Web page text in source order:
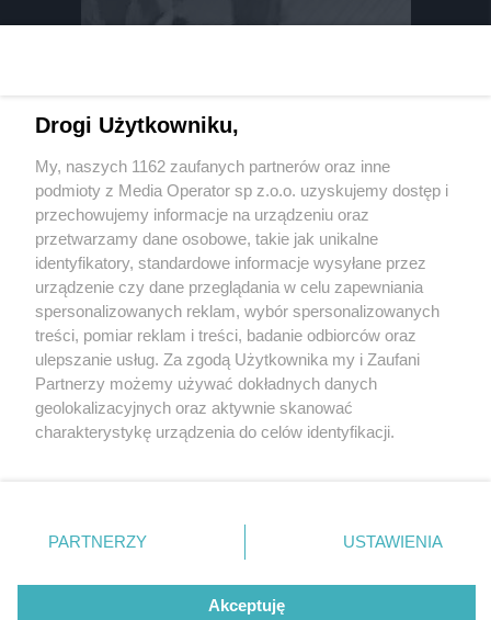
Nierozwikłana sprawa kradzieży rozbójniczej w
Tychach. Prokuratura i policja publikują zdjęcia
podejrzanych
4 / 4
Tychy poszukiwani 03 02
2023 1
REKLAMA
Wydawca mediów lokalnych
Nie zapomnij
zapoznać się z:
polityką prywatności regulamin korzystania z portali
Twojemiasto
Piekary Śląskie
Chorzów
Tarnowskie Góry
Gliwice
Skontakuj sięz nami
Kontakt
Wydawca
Redakcja
Drogi Użytkowniku,
My, naszych 1162 zaufanych partnerów oraz inne
podmioty z Media Operator sp z.o.o. uzyskujemy dostęp i
przechowujemy informacje na urządzeniu oraz
przetwarzamy dane osobowe, takie jak unikalne
identyfikatory, standardowe informacje wysyłane przez
urządzenie czy dane przeglądania w celu zapewniania
spersonalizowanych reklam, wybór spersonalizowanych
treści, pomiar reklam i treści, badanie odbiorców oraz
ulepszanie usług. Za zgodą Użytkownika my i Zaufani
Partnerzy możemy używać dokładnych danych
geolokalizacyjnych oraz aktywnie skanować
charakterystykę urządzenia do celów identyfikacji.
zmienić/wycofać klikając przycisk ustawień prywatności
znajdujący się w lewym dolnym rogu strony
rodzaje przetwarzania danych nie wymagają zgody
użytkownika, ale masz prawo sprzeciwić się takiemu
PARTNERZY USTAWIENIA
Akceptuję